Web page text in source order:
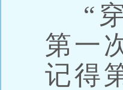
“穿
第一
记得